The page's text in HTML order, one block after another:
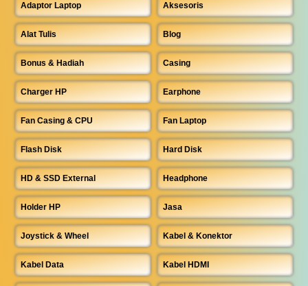
Adaptor Laptop Aksesoris
Alat Tulis Blog
Bonus & Hadiah Casing
Charger HP Earphone
Fan Casing & CPU Fan Laptop
Flash Disk Hard Disk
HD & SSD External Headphone
Holder HP Jasa
Joystick & Wheel Kabel & Konektor
Kabel Data Kabel HDMI